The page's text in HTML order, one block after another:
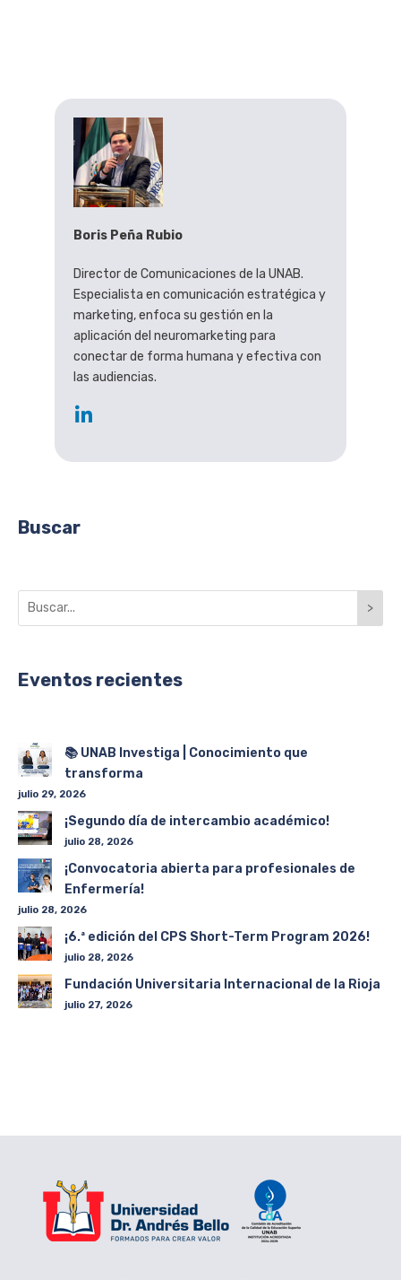
Boris Peña Rubio
Director de Comunicaciones de la UNAB.
Especialista en comunicación estratégica y
marketing, enfoca su gestión en la
aplicación del neuromarketing para
conectar de forma humana y efectiva con
las audiencias.
Buscar
>
Eventos recientes
📚 UNAB Investiga | Conocimiento que
transforma
julio 29, 2026
¡Segundo día de intercambio académico!
julio 28, 2026
¡Convocatoria abierta para profesionales de
Enfermería!
julio 28, 2026
¡6.ª edición del CPS Short-Term Program 2026!
julio 28, 2026
Fundación Universitaria Internacional de la Rioja
julio 27, 2026